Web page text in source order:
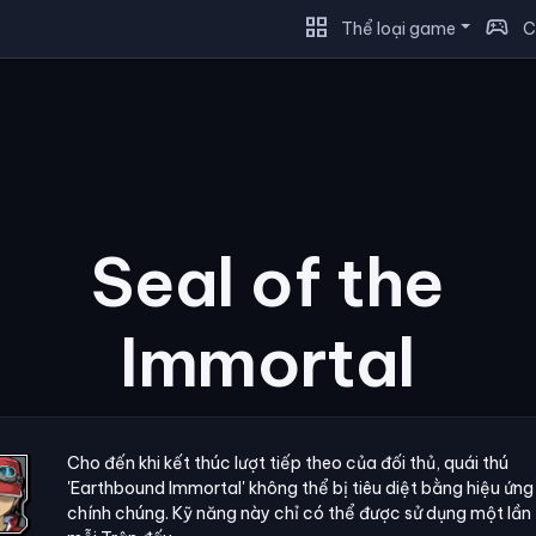
grid_view Thể loại game sports_esports
Seal of the
Immortal
Cho đến khi kết thúc lượt tiếp theo của đối thủ, quái thú
'Earthbound Immortal' không thể bị tiêu diệt bằng hiệu
chính chúng. Kỹ năng này chỉ có thể được sử dụng một lần